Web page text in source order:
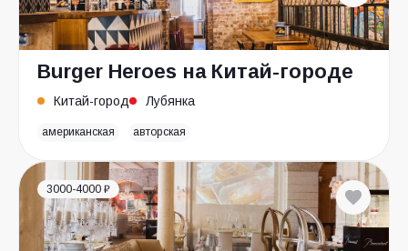
Burger Heroes на Китай-городе
Китай-город Лубянка
американская авторская
3000-4000 ₽